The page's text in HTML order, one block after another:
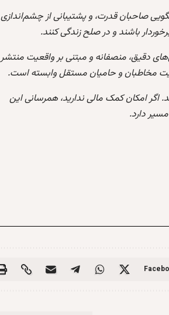
صاحبان قدرت، و پشتیبانی از چشم‌اندازی
باشند و در صلح زندگی کنند.
دقیق، منصفانه و مبتنی بر واقعیت منتشر
مخاطبان و حامیان مستقل وابسته است.
اگر امکان کمک مالی ندارید، همرسانی این
دارد.